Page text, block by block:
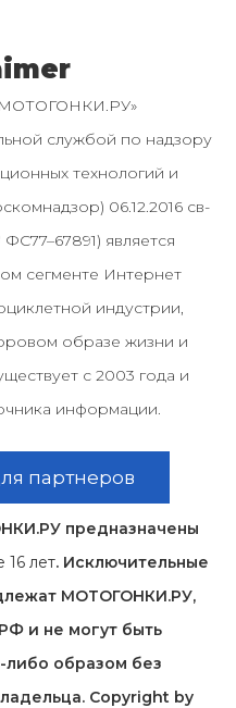
службой по надзору
технологий и
06.12.2016 св-
является
сегменте Интернет
индустрии,
образе жизни и
с 2003 года и
информации.
партнеров
предназначены
16 лет. Исключительные
МОТОГОНКИ.РУ,
и не могут быть
либо образом без
Copyright by